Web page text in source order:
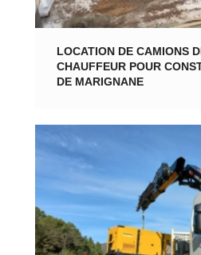
LOCATION DE CAMIONS
CHAUFFEUR POUR
DE MARIGNANE